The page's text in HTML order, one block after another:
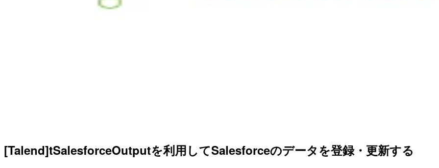
[Talend]tSalesforceOutputを利用してSalesforceのデータを登録・更新する